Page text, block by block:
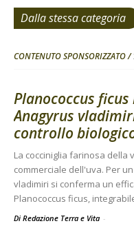
Dalla stessa categoria
CONTENUTO SPONSORIZZATO
Planococcus
Anagyrus
controllo
La cocciniglia farinosa della
commerciale dell'uva. Per
vladimiri si conferma un
Planococcus ficus,
Di Redazione Terra e Vita -